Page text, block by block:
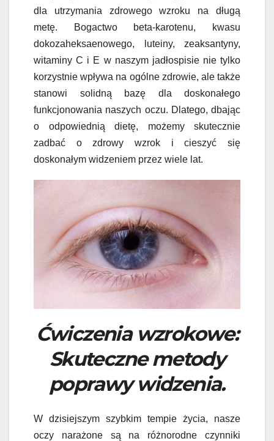
dla utrzymania zdrowego wzroku na długą
metę. Bogactwo beta-karotenu, kwasu
dokozaheksaenowego, luteiny, zeaksantyny,
witaminy C i E w naszym jadłospisie nie tylko
korzystnie wpływa na ogólne zdrowie, ale także
stanowi solidną bazę dla doskonałego
funkcjonowania naszych oczu. Dlatego, dbając
o odpowiednią dietę, możemy skutecznie
zadbać o zdrowy wzrok i cieszyć się
doskonałym widzeniem przez wiele lat.
Ćwiczenia wzrokowe:
Skuteczne metody
poprawy widzenia.
W dzisiejszym szybkim tempie życia, nasze
oczy narażone są na różnorodne czynniki